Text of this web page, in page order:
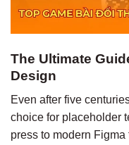
The Ultimate
Design
Even after five
choice for placeholder
press to modern